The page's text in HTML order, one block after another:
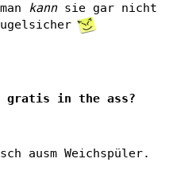
kannsie gar nicht
gratis in the ass?
ausm Weichspüler.